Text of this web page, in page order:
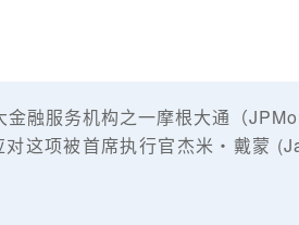
融服务机构之一摩根大通（
这项被首席执行官杰米・戴蒙